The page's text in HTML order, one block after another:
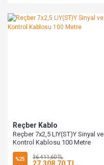
Reçber Kablo
Reçber 7x2,5 LIY(ST)Y Sinyal ve
Kontrol Kablosu 100 Metre
%25 36.411,60 TL